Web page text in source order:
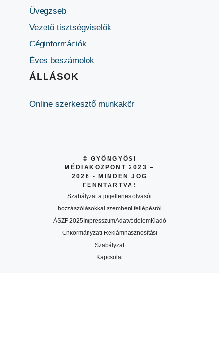
Üvegzseb
Vezető tisztségviselők
Céginformációk
Éves beszámolók
ÁLLÁSOK
Online szerkesztő munkakör
© GYÖNGYÖSI
MÉDIAKÖZPONT 2023 –
2026 - MINDEN JOG
FENNTARTVA!
Szabályzat a jogellenes olvasói
hozzászólásokkal szembeni fellépésről
ÁSZF 2025ImpresszumAdatvédelemKiadó
Önkormányzati Reklámhasznosítási
Szabályzat
Kapcsolat